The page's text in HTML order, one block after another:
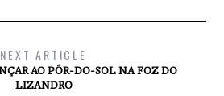
NEXT ARTICLE
AO PÔR-DO-SOL NA FOZ DO
LIZANDRO